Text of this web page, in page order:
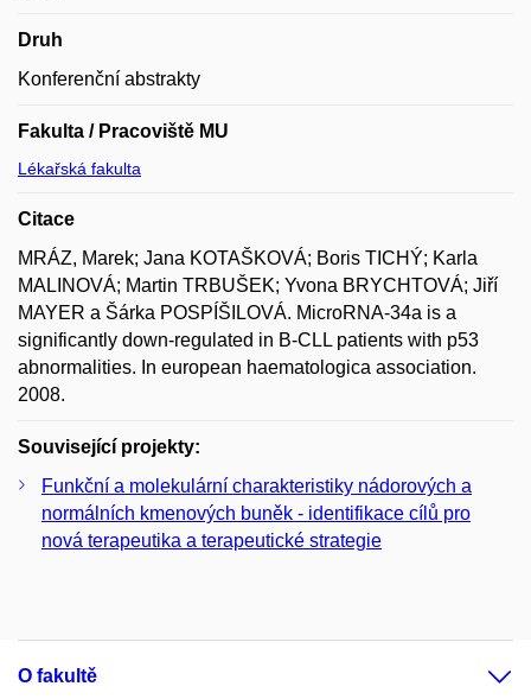
Druh
Konferenční abstrakty
Fakulta / Pracoviště MU
Lékařská fakulta
Citace
MRÁZ, Marek; Jana KOTAŠKOVÁ; Boris TICHÝ; Karla
MALINOVÁ; Martin TRBUŠEK; Yvona BRYCHTOVÁ; Jiří
MAYER a Šárka POSPÍŠILOVÁ. MicroRNA-34a is a
significantly down-regulated in B-CLL patients with p53
abnormalities. In european haematologica association.
2008.
Související projekty:
Funkční a molekulární charakteristiky nádorových a
normálních kmenových buněk - identifikace cílů pro
nová terapeutika a terapeutické strategie
O fakultě